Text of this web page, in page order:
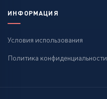
ИНФОРМАЦИЯ
Условия использования
Политика конфиденциальности